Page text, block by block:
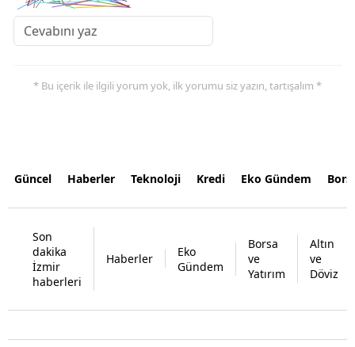
* Bu içerik ile ilgili yorum yok, ilk yorumu siz yazın, tartışalım *
Güncel Haberler Teknoloji Kredi Eko Gündem
Son
dakika
İzmir
haberleri
Haberler
Eko
Gündem
Borsa
ve
Yatırım
Altın
ve
Döviz